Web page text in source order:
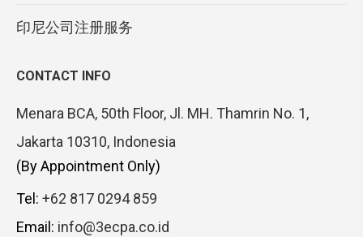
印尼公司注册服务
CONTACT INFO
Menara BCA, 50th Floor, Jl. MH. Thamrin No. 1,
Jakarta 10310, Indonesia
(By Appointment Only)
Tel: +62 817 0294 859
Email: info@3ecpa.co.id